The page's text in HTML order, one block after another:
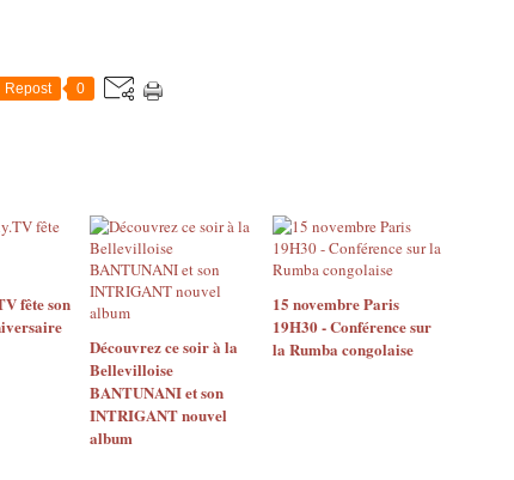
Repost 0
fête son
Découvrez ce soir à la
Bellevilloise
BANTUNANI et son
INTRIGANT nouvel
album
15 novembre Paris
19H30 - Conférence sur
la Rumba congolaise